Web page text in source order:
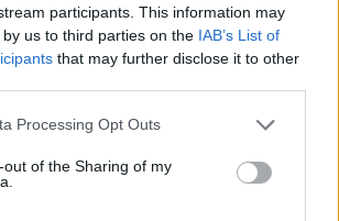
participants. This information may
us to third parties on the IAB’s List of
that may further disclose it to other
Processing Opt Outs
out of the Sharing of my
come la qualificazione in
. Intanto il PSG
sarà
scenderà in campo, essendosi
settimane con le riserve e